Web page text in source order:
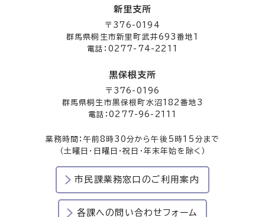
新里支所
〒376-0194
群馬県桐生市新里町武井693番地1
電話：0277-74-2211
黒保根支所
〒376-0196
群馬県桐生市黒保根町水沼182番地3
電話：0277-96-2111
業務時間：午前8時30分から午後5時15分まで
（土曜日・日曜日・祝日・年末年始を除く）
市民課業務窓口のご利用案内
各課への問い合わせフォーム